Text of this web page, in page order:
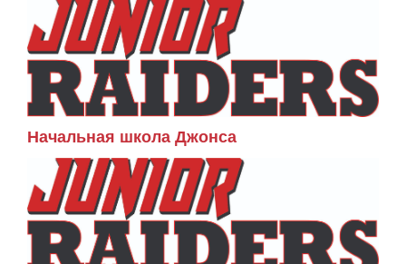
Начальная школа Джонса